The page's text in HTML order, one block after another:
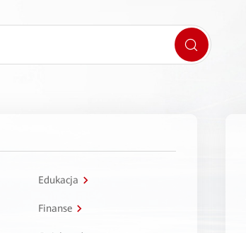
Edukacja
Finanse